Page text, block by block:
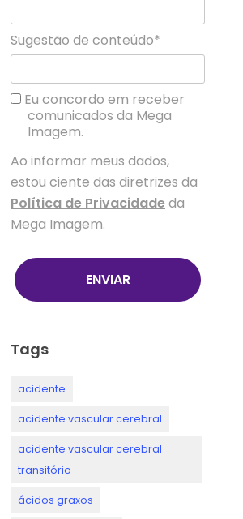
Sugestão de conteúdo*
Eu concordo em receber
comunicados da Mega
Imagem.
Ao informar meus dados,
estou ciente das diretrizes da
Política de Privacidadeda
Mega Imagem.
ENVIAR
Tags
acidente
acidente vascular cerebral
acidente vascular cerebral
transitório
ácidos graxos